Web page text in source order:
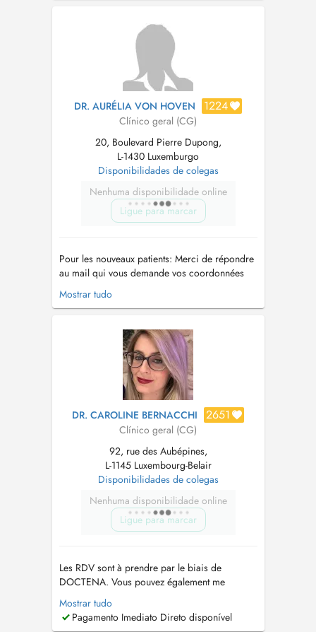
DR. AURÉLIA VON HOVEN 1224
Clínico geral (CG)
20, Boulevard Pierre Dupong,
L-1430 Luxemburgo
Disponibilidades de colegas
Nenhuma disponibilidade online
Ligue para marcar
Pour les nouveaux patients: Merci de répondre
au mail qui vous demande vos coordonnées
(adresse, matricule, etc), avant le RDV, sinon
celui-ci sera supprimé. e mail:
RENSEIGNEMENT CONCERNANT LA
VACCINATION COVID: visitez le site
https://covid19.public.lu...
Mostrar tudo
DR. CAROLINE BERNACCHI 2651
Clínico geral (CG)
92, rue des Aubépines,
L-1145 Luxembourg-Belair
Disponibilidades de colegas
Nenhuma disponibilidade online
Ligue para marcar
Les RDV sont à prendre par le biais de
DOCTENA. Vous pouvez également me
joindre sur mon portable au 621 662 231 du
Lundi au Vendredi. Si je ne réponds pas
veuillez laisser un message et je vous
Mostrar tudo
Pagamento Imediato Direto disponível